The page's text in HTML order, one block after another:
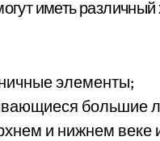
иметь
элементы;
большие
и нижнем веке